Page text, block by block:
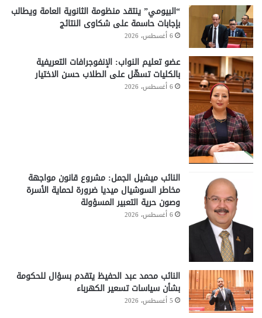
“البيومي” ينتقد منظومة الثانوية العامة ويطالب
بإجابات حاسمة على شكاوى النتائج
6 أغسطس، 2026
عضو تعليم النواب: الإنفوجرافات التعريفية
بالكليات تسهّل على الطلاب حسن الاختيار
6 أغسطس، 2026
النائب ميشيل الجمل: مشروع قانون مواجهة
مخاطر السوشيال ميديا ضرورة لحماية الأسرة
وصون حرية التعبير المسؤولة
6 أغسطس، 2026
النائب محمد عبد الحفيظ يتقدم بسؤال للحكومة
بشأن سياسات تسعير الكهرباء
5 أغسطس، 2026